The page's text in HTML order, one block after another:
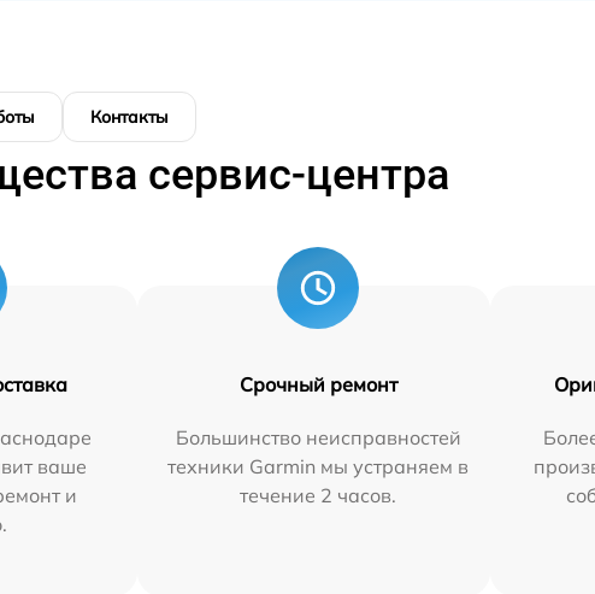
Контакты
сервис-центра
ваше
и
Срочный ремонт
Большинство неисправностей
техники Garmin мы устраняем в
течение 2 часов.